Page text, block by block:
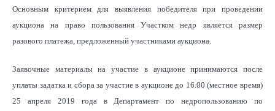
Основным критерием для выявления победителя при проведении
аукциона на право пользования Участком недр является размер
разового платежа, предложенный участниками аукциона.
Заявочные материалы на участие в аукционе принимаются после
уплаты задатка и сбора за участие в аукционе до 16.00 (местное время)
25 апреля 2019 года в Департамент по недропользованию по